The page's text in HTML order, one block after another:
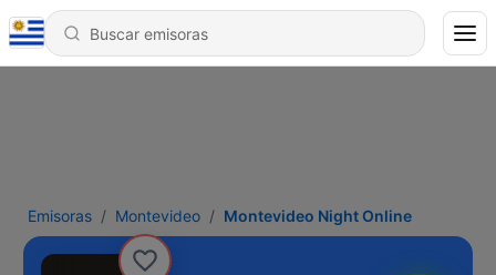
Emisoras Montevideo Montevideo Night Online